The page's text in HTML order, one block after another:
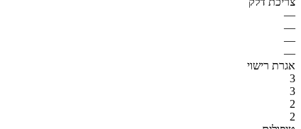
—
—
—
—
אגרת רישוי
3
3
2
2